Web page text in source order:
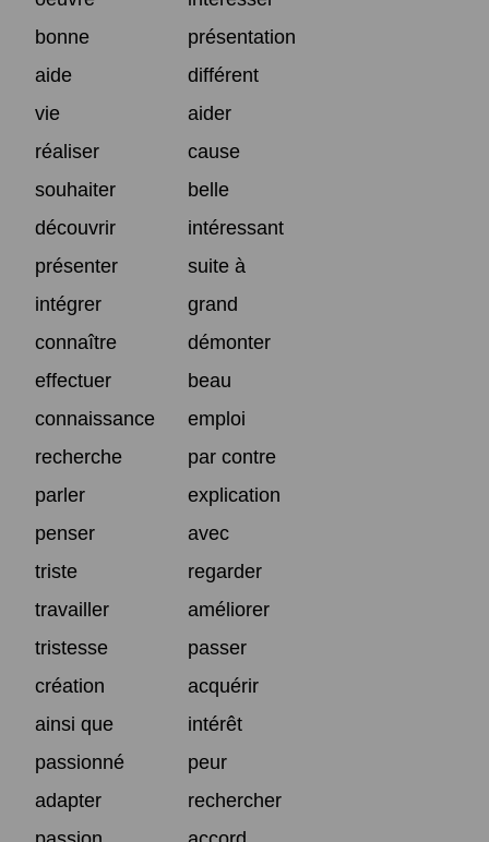
bonne
présentation
aide
différent
vie
aider
réaliser
cause
souhaiter
belle
découvrir
intéressant
présenter
suite à
intégrer
grand
connaître
démonter
effectuer
beau
connaissance
emploi
recherche
par contre
parler
explication
penser
avec
triste
regarder
travailler
améliorer
tristesse
passer
création
acquérir
ainsi que
intérêt
passionné
peur
adapter
rechercher